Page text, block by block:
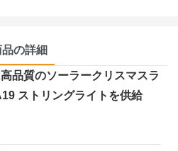
の詳細
品質のソーラークリスマスラ
ストリングライトを供給